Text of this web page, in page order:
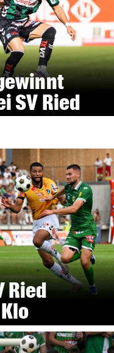
SV Ried
Ried